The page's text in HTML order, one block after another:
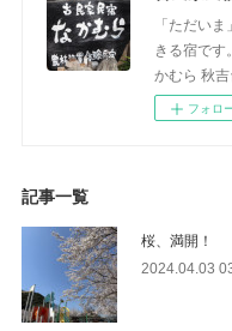
「ただい
きる宿で
かむら 秋吉
フォロ
記事一覧
桜、満開！
2024.04.03